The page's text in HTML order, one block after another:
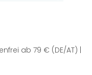
ab 79 € (DE/AT) |